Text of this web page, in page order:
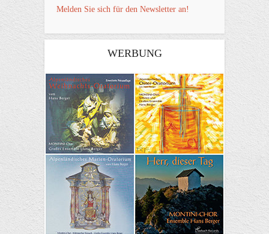
Melden Sie sich für den Newsletter an!
WERBUNG